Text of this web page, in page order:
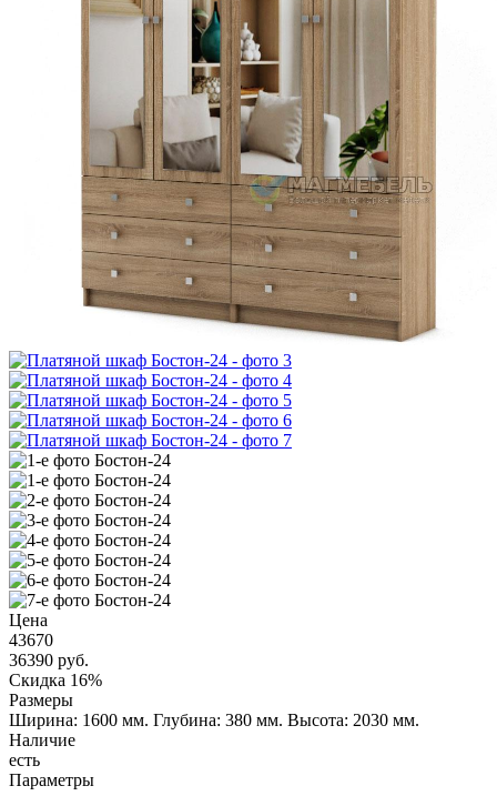
Цена
43670
36390 руб.
Скидка 16%
Размеры
Ширина: 1600 мм. Глубина: 380 мм. Высота: 2030 мм.
Наличие
есть
Параметры